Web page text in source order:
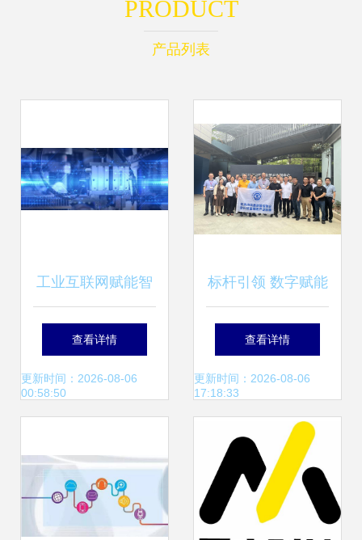
PRODUCT
产品列表
工业互联网赋能智
能工厂 信息技术服
务的新引擎
查看详情
更新时间：2026-08-06
00:58:50
标杆引领 数字赋能
——泉州装备协会
赴厦门开展数字化
转型标杆商学活动
查看详情
更新时间：2026-08-06
17:18:33